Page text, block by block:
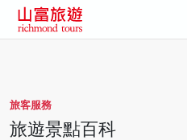
旅客服務
旅遊景點百科